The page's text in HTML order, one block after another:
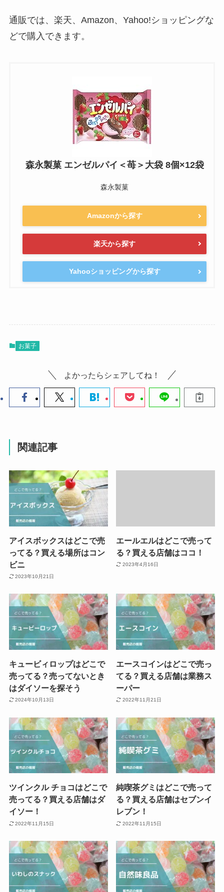
通販では、楽天、Amazon、Yahoo!ショッピングな
どで購入できます。
森永製菓 エンゼルパイ＜苺＞大袋 8個×12袋
森永製菓
Amazonから探す
楽天から探す
Yahooショッピングから探す
お菓子
よかったらシェアしてね！
関連記事
アイスボックスはどこで売
ってる？買える場所はコン
ビニ
2023年10月21日
エールエルはどこで売って
る？買える店舗はココ！
2023年4月16日
キュービィロップはどこで
売ってる？売ってないとき
はダイソーを探そう
2024年10月13日
エースコインはどこで売っ
てる？買える店舗は業務ス
ーパー
2022年11月21日
ツインクル チョコはどこで
売ってる？買える店舗はダ
イソー！
2022年11月15日
純喫茶グミはどこで売って
る？買える店舗はセブンイ
レブン！
2022年11月15日